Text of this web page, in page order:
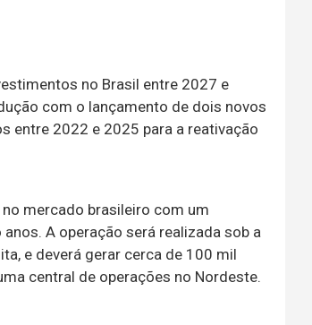
no Brasil entre 2027 e
com o lançamento de dois novos
entre 2022 e 2025 para a reativação
no mercado brasileiro com um
A operação será realizada sob a
e deverá gerar cerca de 100 mil
central de operações no Nordeste.